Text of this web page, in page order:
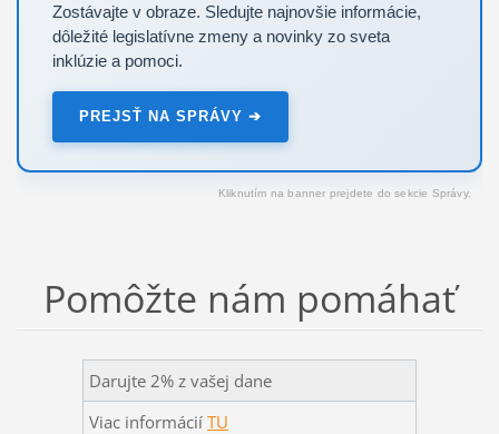
Zostávajte v obraze. Sledujte najnovšie informácie,
dôležité legislatívne zmeny a novinky zo sveta
inklúzie a pomoci.
PREJSŤ NA SPRÁVY ➔
Kliknutím na banner prejdete do sekcie Správy.
Pomôžte nám pomáhať
Darujte 2% z vašej dane
Viac informácií TU